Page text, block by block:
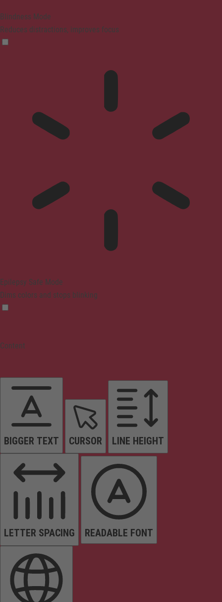
Blindness Mode
Reduces distractions, improves focus
Epilepsy Safe Mode
Dims colors and stops blinking
Content
BIGGER TEXT CURSOR LINE HEIGHT
LETTER SPACING READABLE FONT